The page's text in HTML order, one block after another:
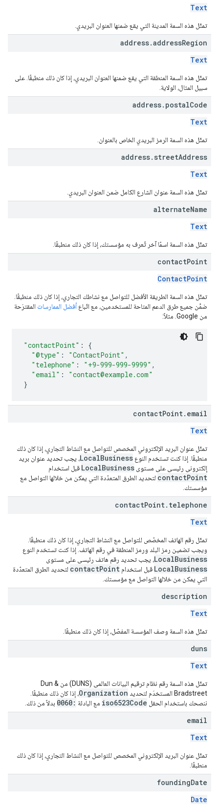
Text
تمثّل هذه السمة المدينة التي يقع ضمنها العنوان البريدي.
address.addressRegion
Text
تمثّل هذه السمة المنطقة التي يقع ضمنها العنوان البريدي، إذا كان ذلك منطبقًا. على
سبيل المثال، الولاية.
address. postalCode
Text
تمثّل هذه السمة الرمز البريدي الخاص بالعنوان.
address. streetAddress
Text
تمثّل هذه السمة عنوان الشارع الكامل ضمن العنوان البريدي.
alternateName
Text
تمثّل هذه السمة اسمًا آخر تُعرف به مؤسستك، إذا كان ذلك منطبقًا.
contactPoint
ContactPoint
تمثّل هذه السمة الطريقة الأفضل للتواصل مع نشاطك التجاري، إذا كان ذلك منطبقًا.
ضمِّن جميع طرق الدعم المتاحة للمستخدمين، مع اتّباع أفضل الممارسات المقترَحة
من Google. مثلاً:
"contactPoint" :
{
"@type" : "ContactPoint" ,
"telephone" : "+9-999-999-9999" ,
"email" :
"contact@example.com"
}
contactPoint. email
Text
تمثّل عنوان البريد الإلكتروني المخصص للتواصل مع النشاط التجاري، إذا كان ذلك
منطبقًا. إذا كنت تستخدم النوع LocalBusiness، يجب تحديد عنوان بريد
إلكتروني رئيسي على مستوى LocalBusiness قبل استخدام
contactPoint لتحديد الطرق المتعدّدة التي يمكن من خلالها التواصل مع
مؤسستك.
contactPoint. telephone
Text
تمثّل رقم الهاتف المخصّص للتواصل مع النشاط التجاري، إذا كان ذلك منطبقًا.
ويجب تضمين رمز البلد ورمز المنطقة في رقم الهاتف. إذا كنت تستخدم النوع
LocalBusiness، يجب تحديد رقم هاتف رئيسي على مستوى
LocalBusiness قبل استخدام contactPoint لتحديد الطرق المتعدّدة
التي يمكن من خلالها التواصل مع مؤسستك.
description
Text
تمثّل هذه السمة وصف المؤسسة المفصّل، إذا كان ذلك منطبقًا.
duns
Text
تمثّل هذه السمة رقم نظام ترقيم البيانات العالمي (DUNS) من Dun &
Bradstreet المستخدَم لتحديد
Organization، إذا كان ذلك منطبقًا.
ننصحك باستخدام الحقل iso6523Code مع البادئة 0060: بدلاً من ذلك.
email
Text
تمثّل عنوان البريد الإلكتروني المخصص للتواصل مع النشاط التجاري، إذا كان ذلك
منطبقًا.
foundingDate
Date